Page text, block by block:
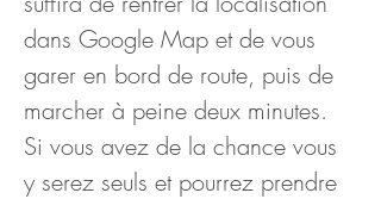
dans Google Map et de vous
garer en bord de route, puis de
marcher à peine deux minutes.
Si vous avez de la chance vous
y serez seuls et pourrez prendre